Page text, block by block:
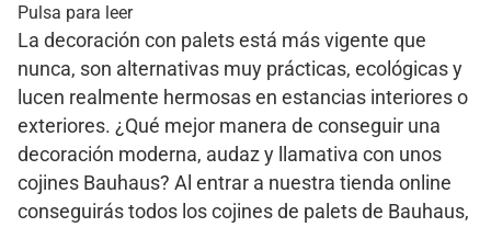
Pulsa para leer
La decoración con palets está más vigente que
nunca, son alternativas muy prácticas, ecológicas y
lucen realmente hermosas en estancias interiores o
exteriores. ¿Qué mejor manera de conseguir una
decoración moderna, audaz y llamativa con unos
cojines Bauhaus? Al entrar a nuestra tienda online
conseguirás todos los cojines de palets de Bauhaus,